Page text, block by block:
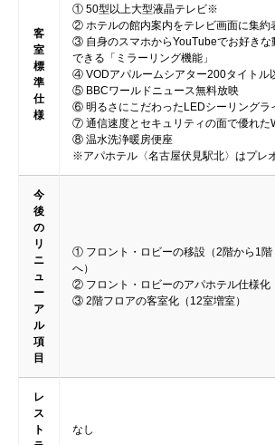
客
室
標
準
仕
様
① 50型以上大型液晶テレビ※
② ホテルの館内案内をテレビ画面に集
③ 自身のスマホからYouTubeでお好き
できる「ミラーリング機能」
④ VODアパルームシアター200タイトル
⑤ BBCワールドニュース無料放映
⑥ 明るさにこだわったLEDシーリング
⑦ 通信速度とセキュリティの面で優れ
⑧ 温水洗浄暖房便座
※アパホテル〈名古屋伏見駅北〉はプレ
今
後
の
リ
ニ
ュ
ー
ア
ル
項
目
① フロント・ロビーの移設（2階から1階
へ）
② フロント・ロビーのアパホテル仕様化
③ 2階フロアの客室化（12室増室）
レ
ス
ト
なし